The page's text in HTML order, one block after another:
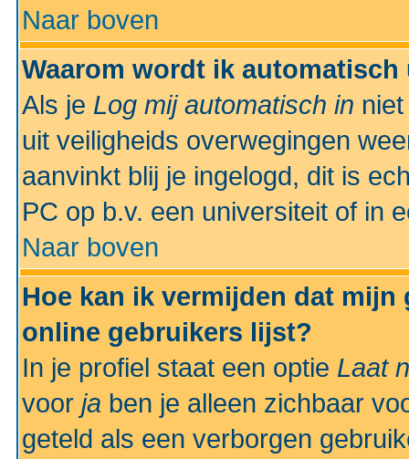
Naar boven
Waarom wordt ik
Als je Log mij automatisch in
uit veiligheids overwegingen
aanvinkt blij je ingelogd, dit is
PC op b.v. een universiteit of in
Naar boven
Hoe kan ik vermijden dat
online gebruikers lijst?
In je profiel staat een optie Laat
voor ja ben je alleen zichbaar
geteld als een verborgen